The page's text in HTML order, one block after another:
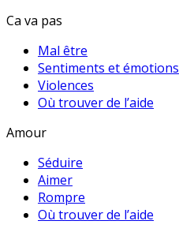
Ca va pas
Mal être
Sentiments et émotions
Violences
Où trouver de l’aide
Amour
Séduire
Aimer
Rompre
Où trouver de l’aide